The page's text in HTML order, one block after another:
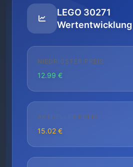
LEGO 30271
Wertentwicklung
NIEDRIGSTER PREIS
12.99 €
AKTUELLER PREIS
15.02 €